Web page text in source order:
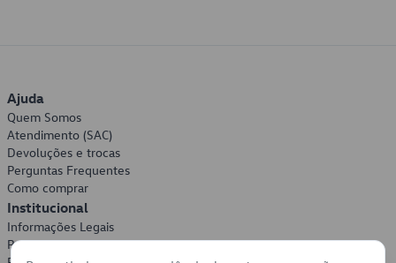
Ajuda
Quem Somos
Atendimento (SAC)
Devoluções e trocas
Perguntas Frequentes
Como comprar
Institucional
Informações Legais
Política de Privacidade